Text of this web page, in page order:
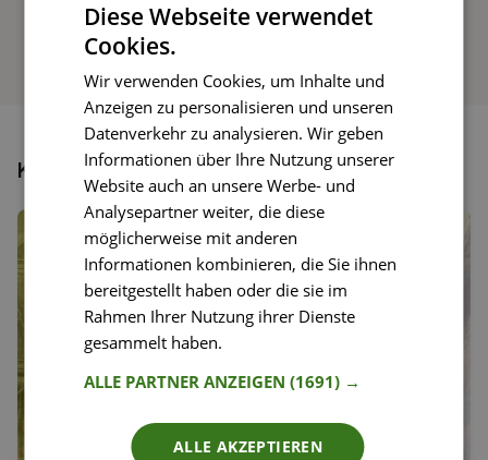
Könnte dir auch gefallen
Diese Webseite verwendet
Cookies.
Wir verwenden Cookies, um Inhalte und
Anzeigen zu personalisieren und unseren
Datenverkehr zu analysieren. Wir geben
Informationen über Ihre Nutzung unserer
Website auch an unsere Werbe- und
Analysepartner weiter, die diese
möglicherweise mit anderen
Informationen kombinieren, die Sie ihnen
bereitgestellt haben oder die sie im
Rahmen Ihrer Nutzung ihrer Dienste
gesammelt haben.
ALLE PARTNER ANZEIGEN(1691) →
ALLE AKZEPTIEREN